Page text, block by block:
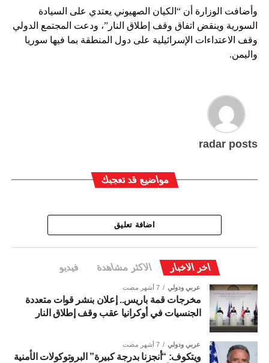
وأضافت الوزارة أن “الكيان الصهيوني يعتدي على السيادة
السورية وينقض اتفاق وقف إطلاق النار”، ودعت المجتمع الدولي
وقف الاعتداءات الإسرائيلية على دول المنطقة بما فيها سوريا
واليمن.
radar posts
مواضيع قد تعجبك
اضافة تعليق
اخر الاخبار الاكثر مشاهدة فيديو
عربي ودولي 7 أشهر مضت
مخرجات قمة باريس.. إعلان بنشر قوات متعددة
الجنسيات في أوكرانيا عقب وقف إطلاق النار
عربي ودولي 7 أشهر مضت
ويتكوف: “أنجزنا بدرجة كبيرة” البروتوكولات الأمنية